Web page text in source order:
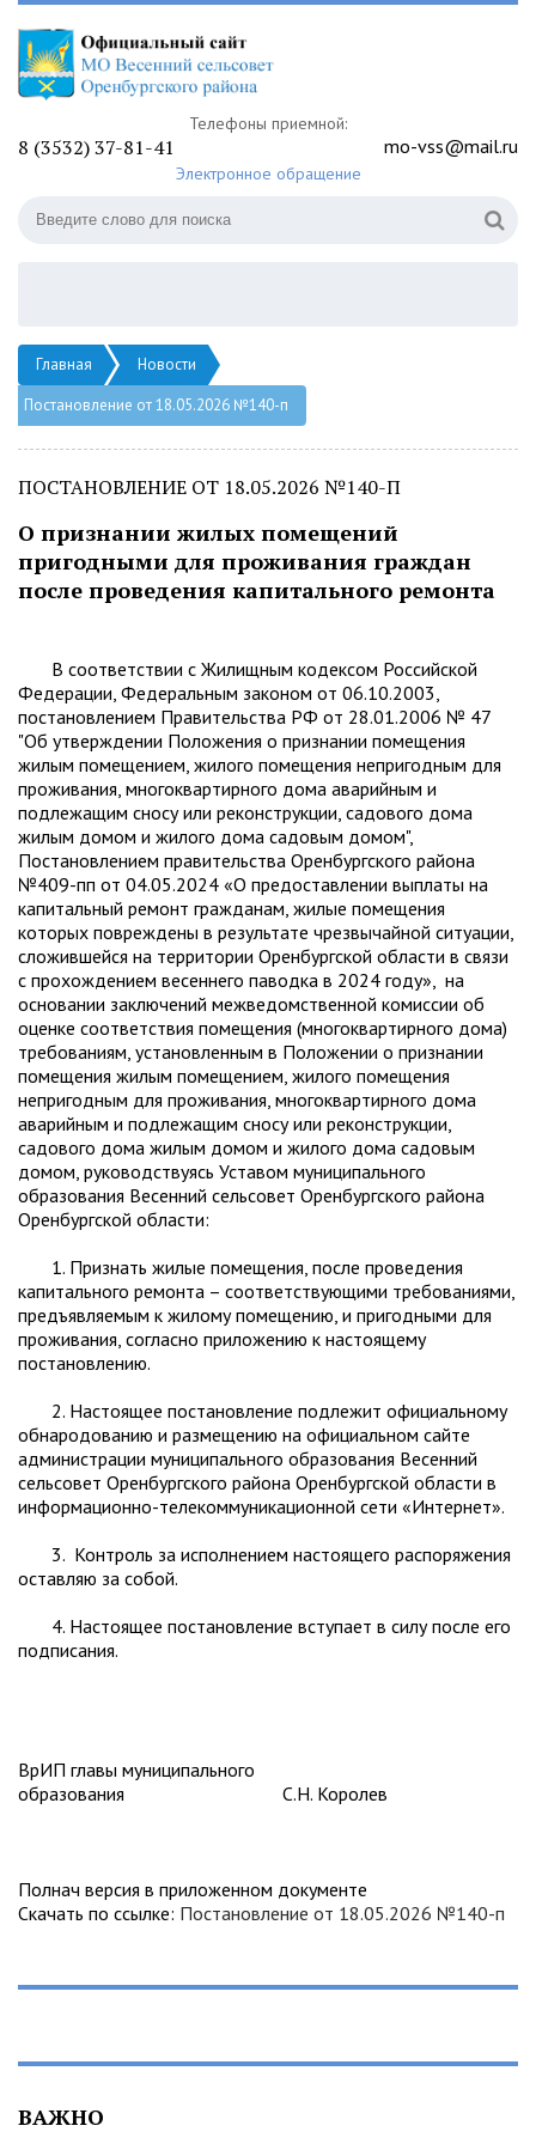
Телефоны приемной:
8 (3532) 37-81-41 mo-vss@mail.ru
Электронное обращение
Главная
Новости
Постановление от 18.05.2026 №140-п
ПОСТАНОВЛЕНИЕ ОТ 18.05.2026 №140-П
О признании жилых помещений
пригодными для проживания граждан
после проведения капитального ремонта
В соответствии с Жилищным кодексом Российской
Федерации, Федеральным законом от 06.10.2003,
постановлением Правительства РФ от 28.01.2006 № 47
"Об утверждении Положения о признании помещения
жилым помещением, жилого помещения непригодным для
проживания, многоквартирного дома аварийным и
подлежащим сносу или реконструкции, садового дома
жилым домом и жилого дома садовым домом",
Постановлением правительства Оренбургского района
№409-пп от 04.05.2024 «О предоставлении выплаты на
капитальный ремонт гражданам, жилые помещения
которых повреждены в результате чрезвычайной ситуации,
сложившейся на территории Оренбургской области в связи
с прохождением весеннего паводка в 2024 году», на
основании заключений межведомственной комиссии об
оценке соответствия помещения (многоквартирного дома)
требованиям, установленным в Положении о признании
помещения жилым помещением, жилого помещения
непригодным для проживания, многоквартирного дома
аварийным и подлежащим сносу или реконструкции,
садового дома жилым домом и жилого дома садовым
домом, руководствуясь Уставом муниципального
образования Весенний сельсовет Оренбургского района
Оренбургской области:
1. Признать жилые помещения, после проведения
капитального ремонта – соответствующими требованиями,
предъявляемым к жилому помещению, и пригодными для
проживания, согласно приложению к настоящему
постановлению.
2. Настоящее постановление подлежит официальному
обнародованию и размещению на официальном сайте
администрации муниципального образования Весенний
сельсовет Оренбургского района Оренбургской области в
информационно-телекоммуникационной сети «Интернет».
3. Контроль за исполнением настоящего распоряжения
оставляю за собой.
4. Настоящее постановление вступает в силу после его
подписания.
ВрИП главы муниципального
образования С.Н. Королев
Полнач версия в приложенном документе
Скачать по ссылке: Постановление от 18.05.2026 №140-п
ВАЖНО